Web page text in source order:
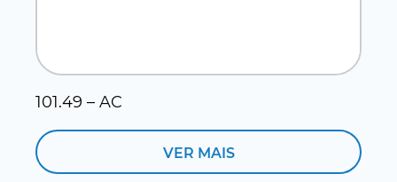
101.49 – AC
VER MAIS